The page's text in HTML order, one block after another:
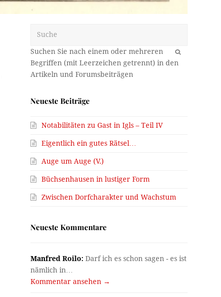
OK
Neueste Beiträge
Notabilitäten zu Gast in Igls – Teil IV
Eigentlich ein gutes Rätsel…
Auge um Auge (V.)
Büchsenhausen in lustiger Form
Zwischen Dorfcharakter und Wachstum
Neueste Kommentare
Manfred Roilo: Darf ich es schon sagen - es ist
nämlich in…
Kommentar ansehen →